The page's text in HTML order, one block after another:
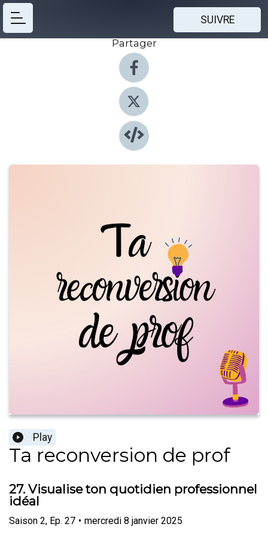
SUIVRE
Partager
Play
Ta reconversion de prof
27. Visualise ton quotidien professionnel
idéal
Saison 2, Ep. 27 • mercredi 8 janvier 2025